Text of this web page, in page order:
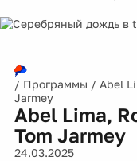
/ Программы / Abel
Jarmey
Abel Lima,
Tom Jarmey
24.03.2025